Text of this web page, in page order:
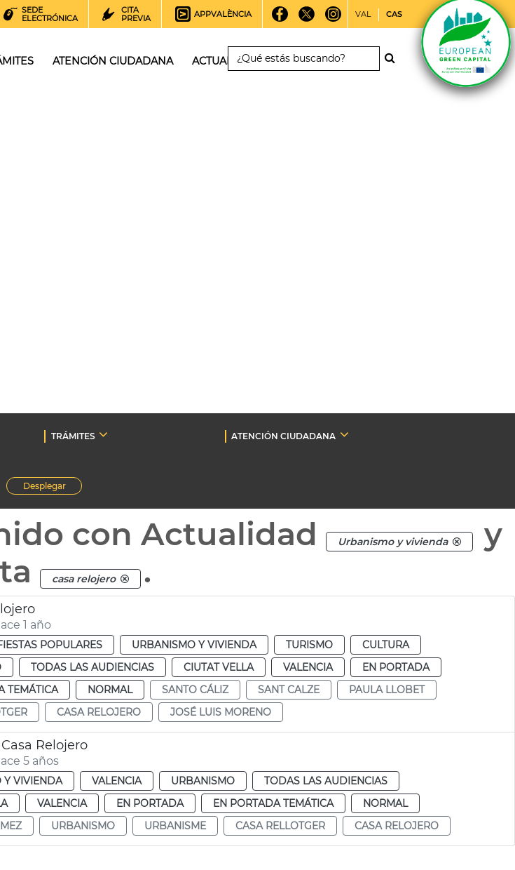
SEDE
ELECTRÓNICA
CITA
PREVIA
APPVALÈNCIA VAL CAS
ATENCIÓN CIUDADANA ACTUALIDAD
TRÁMITES
ATENCIÓN CIUDADANA
Desplegar
con Actualidad Urbanismo y vivienda
y
casa relojero .
1 año
POPULARES URBANISMO Y VIVIENDA TURISMO
CULTURA
TODAS LAS AUDIENCIAS CIUTAT VELLA VALENCIA
EN PORTADA
TEMÁTICA
NORMAL SANTO CÁLIZ SANT CALZE
PAULA LLOBET
CASA RELOJERO JOSÉ LUIS MORENO
Relojero
5 años
Y VIVIENDA VALENCIA URBANISMO
TODAS LAS AUDIENCIAS
VALENCIA EN PORTADA EN PORTADA TEMÁTICA
NORMAL
URBANISMO URBANISME CASA RELLOTGER CASA RELOJERO